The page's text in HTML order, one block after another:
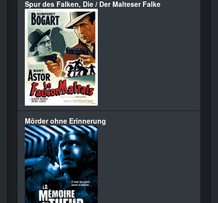
Spur des Falken, Die / Der Malteser Falke
Mörder ohne Erinnerung